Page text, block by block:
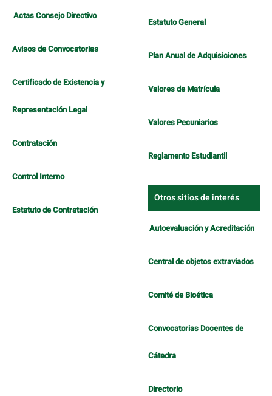
Actas Consejo Directivo
Avisos de Convocatorias
Certificado de Existencia y
Representación Legal
Contratación
Control Interno
Estatuto de Contratación
Estatuto General
Plan Anual de Adquisiciones
Valores de Matrícula
Valores Pecuniarios
Reglamento Estudiantil
Otros sitios de interés
Autoevaluación y Acreditación
Central de objetos extraviados
Comité de Bioética
Convocatorias Docentes de
Cátedra
Directorio